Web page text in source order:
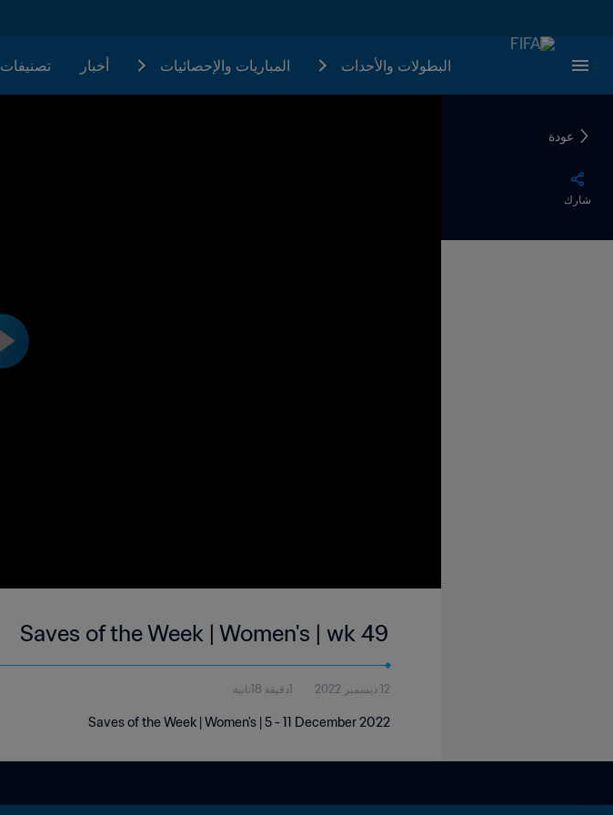
البطولات والأحدات المباريات والإحصائيات أخبار تصنيفات
عودة
شارك
Saves of the Week | Women's | wk 49
12 ديسمبر 2022 1دقيقة 18ثانية
Saves of the Week | Women's | 5 - 11 December 2022